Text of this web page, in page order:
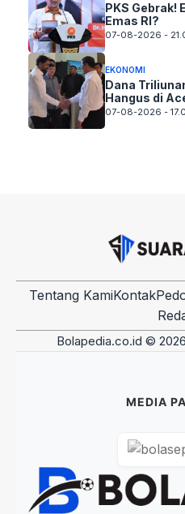
PKS Gebrak!
Emas RI?
07-08-2026 -
EKONOMI
Dana
Hangus di
07-08-2026 -
Tentang KamiKontak
Bolapedia.co.id ©
MEDIA